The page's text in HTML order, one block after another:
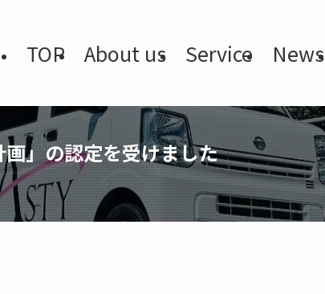
TOP About us Service News
」の認定を受けました